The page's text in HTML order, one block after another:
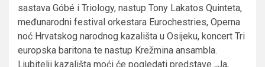
sastava Góbé i Triology, nastup Tony Lakatos Quinteta,
međunarodni festival orkestara Eurochestries, Operna
noć Hrvatskog narodnog kazališta u Osijeku, koncert Tri
europska baritona te nastup Krežmina ansambla.
Ljubitelji kazališta moći će pogledati predstave „Ja,